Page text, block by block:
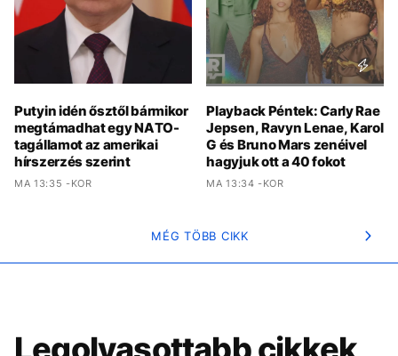
Putyin idén ősztől bármikor
megtámadhat egy NATO-
tagállamot az amerikai
hírszerzés szerint
MA 13:35 -KOR
Playback Péntek: Carly Rae
Jepsen, Ravyn Lenae, Karol
G és Bruno Mars zenéivel
hagyjuk ott a 40 fokot
MA 13:34 -KOR
MÉG TÖBB CIKK